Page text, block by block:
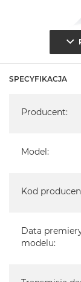
Informacje
SPECYFIKACJA
Producent:
Model:
Kod
Data
modelu: